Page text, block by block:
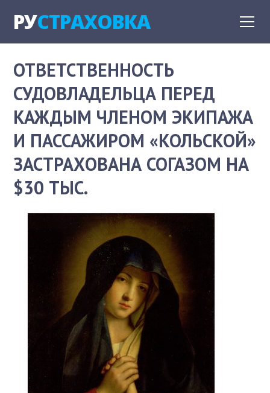
РУСТРАХОВКА
ОТВЕТСТВЕННОСТЬ
СУДОВЛАДЕЛЬЦА ПЕРЕД
КАЖДЫМ ЧЛЕНОМ ЭКИПАЖА
И ПАССАЖИРОМ «КОЛЬСКОЙ»
ЗАСТРАХОВАНА СОГАЗОМ НА
$30 ТЫС.